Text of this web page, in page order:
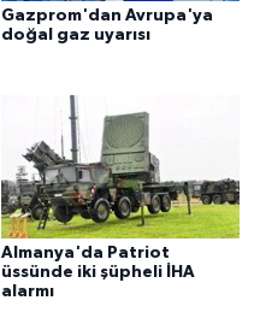
Gazprom'dan Avrupa'ya
doğal gaz uyarısı
Almanya'da Patriot
üssünde iki şüpheli İHA
alarmı